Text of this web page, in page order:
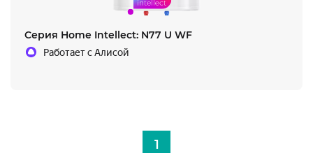
Cерия Home Intellect: N77 U WF
Работает с Алисой
1